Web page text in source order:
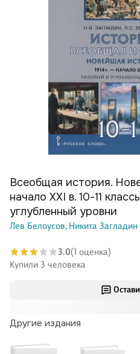
Другие издания
Всеобщая история.
начало XXI в. 10-11
углубленный уровни
Лев Белоусов, Никита Загладин
3.0(1 оценка)
Купили 3 человека